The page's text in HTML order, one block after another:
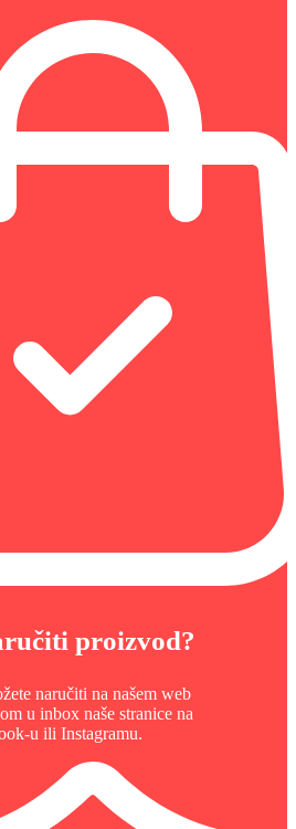
proizvod?
naručiti na našem web
u inbox naše stranice na
u ili Instagramu.